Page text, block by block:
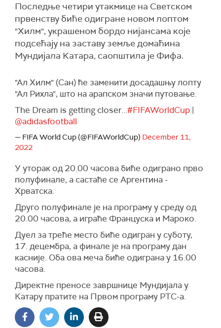
Последње четири утакмице на Светском
првенству биће одигране новом лоптом
"Хилм", украшеном бордо нијансама које
подсећају на заставу земље домаћина
Мундијала Kатара, саопштила је Фифа.
"Ал Хилм" (Сан) ће заменити досадашњу лопту
"Ал Рихла", што на арапском значи путовање.
The Dream is getting closer...#FIFAWorldCup |
@adidasfootball
— FIFA World Cup (@FIFAWorldCup) December 11,
2022
У уторак од 20.00 часова биће одиграно прво
полуфинале, а састаће се Аргентина -
Хрватска.
Друго полуфинале је на програму у среду од
20.00 часова, а играће Француска и Мароко.
Дуел за треће место биће одигран у суботу,
17. децембра, а финале је на програму дан
касније. Оба ова меча биће одиграна у 16.00
часова.
Директне преносе завршнице Мундијала у
Катару пратите на Првом програму РТС-а.